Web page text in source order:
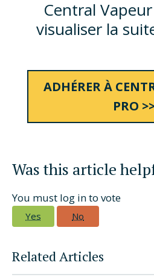
Central
visualiser la
ADHÉRER À
PRO
Was this article
You must log in to vote
Yes No
Related Articles